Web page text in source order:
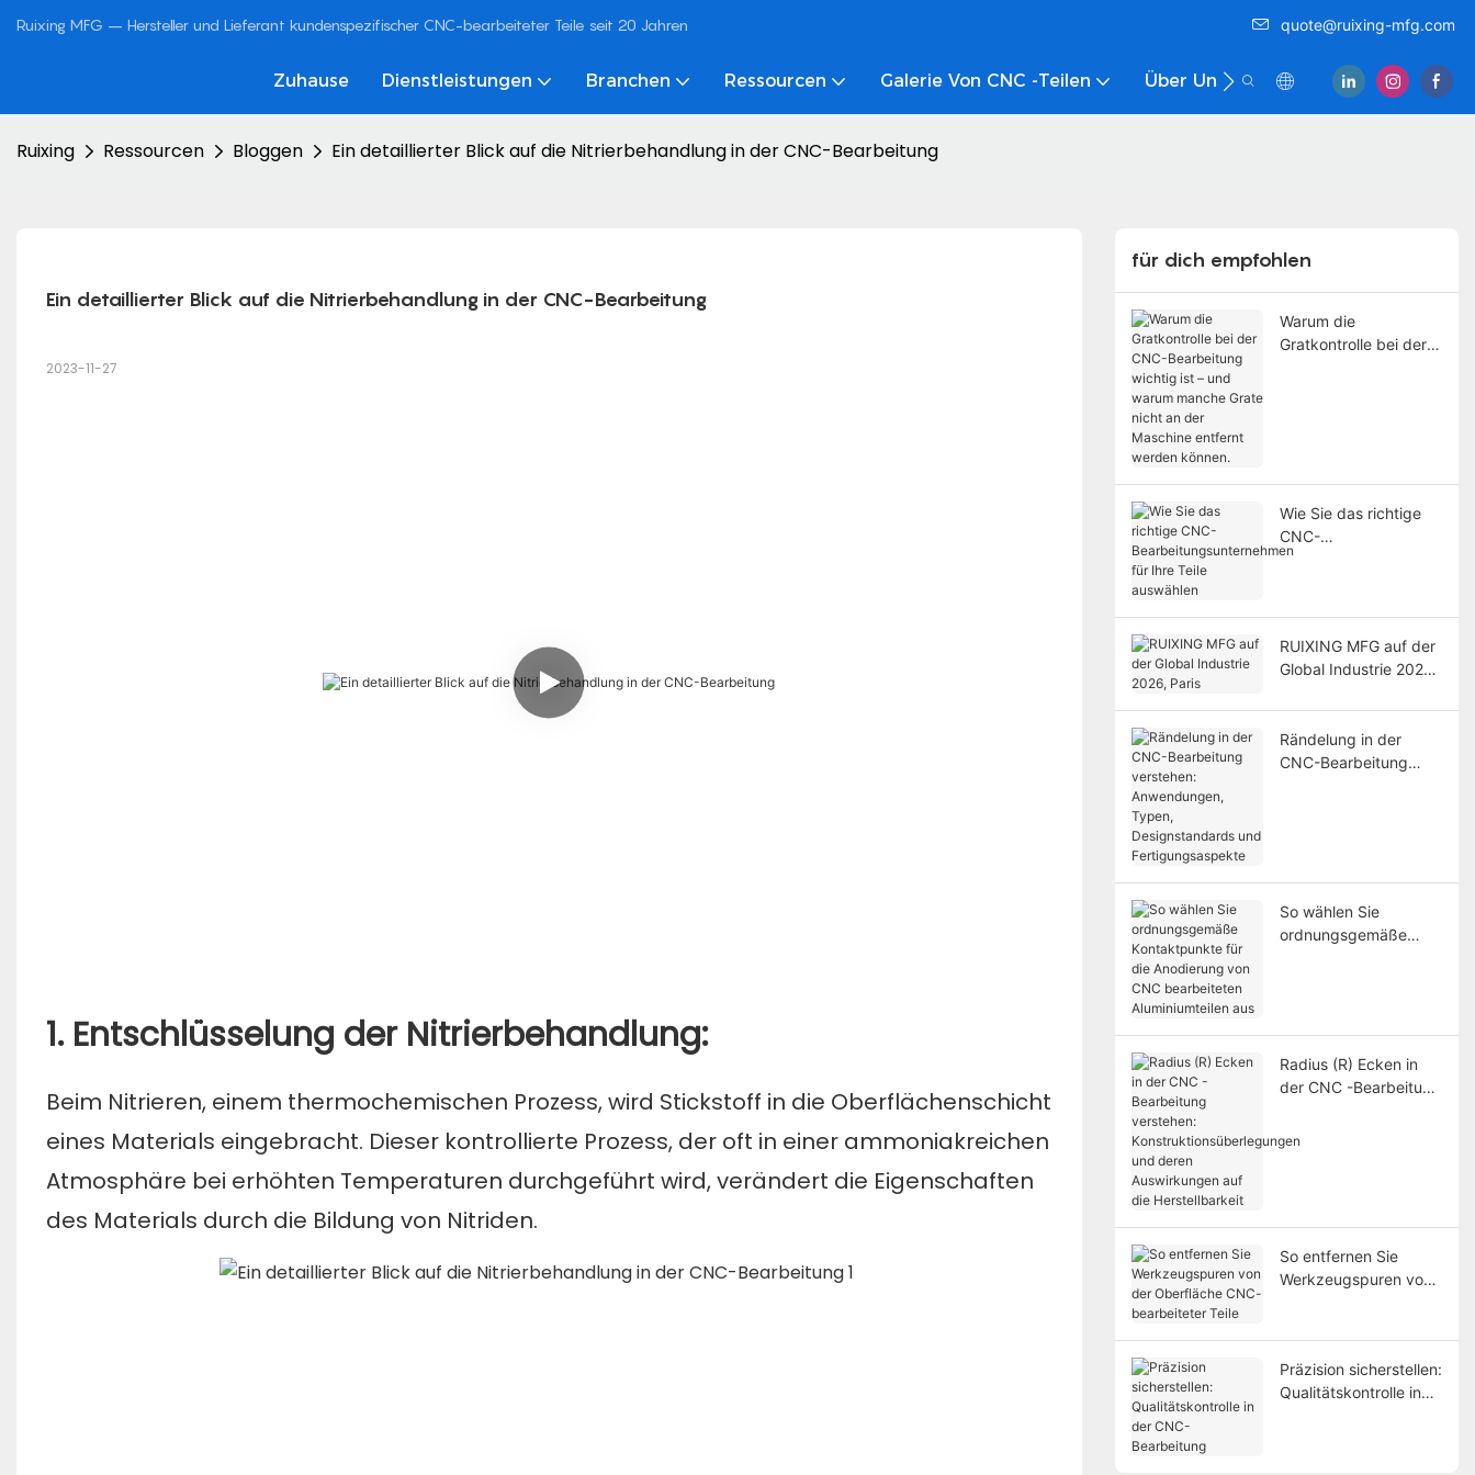
Ruixing MFG – Hersteller und Lieferant kundenspezifischer CNC-bearbeiteter Teile seit 20 Jahren quote@ruixing-mfg.com
Zuhause Dienstleistungen Branchen Ressourcen Galerie Von CNC -Teilen Über Uns Kontaktieren Sie Uns
Ruixing Ressourcen Bloggen Ein detaillierter Blick auf die Nitrierbehandlung in der CNC-Bearbeitung
Ein detaillierter Blick auf die Nitrierbehandlung in der CNC-Bearbeitung
2023-11-27
1. Entschlüsselung der Nitrierbehandlung:
Beim Nitrieren, einem thermochemischen Prozess, wird Stickstoff in die Oberflächenschicht
eines Materials eingebracht. Dieser kontrollierte Prozess, der oft in einer ammoniakreichen
Atmosphäre bei erhöhten Temperaturen durchgeführt wird, verändert die Eigenschaften
des Materials durch die Bildung von Nitriden.
für dich empfohlen
Warum die
Gratkontrolle bei der
können.
Wie Sie das richtige
CNC-
Bearbeitungsunterneh
RUIXING MFG auf der
Global Industrie 2026,
Rändelung in der
CNC-Bearbeitung
So wählen Sie
ordnungsgemäße
Radius (R) Ecken in
der CNC -Bearbeitung
So entfernen Sie
Werkzeugspuren von
Präzision sicherstellen:
Qualitätskontrolle in